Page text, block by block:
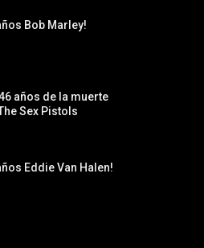
Bob Marley!
años de la muerte
Sex Pistols
Eddie Van Halen!